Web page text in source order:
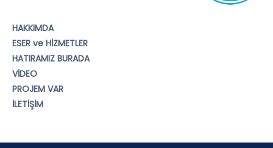
HAKKIMDA
ESER ve HİZMETLER
HATIRAMIZ BURADA
VİDEO
PROJEM VAR
İLETİŞİM